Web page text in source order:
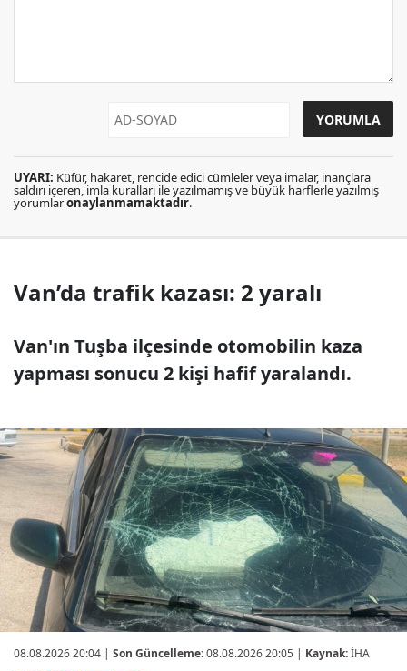
UYARI: Küfür, hakaret, rencide edici cümleler veya imalar, inançlara
saldırı içeren, imla kuralları ile yazılmamış ve büyük harflerle yazılmış
yorumlaronaylanmamaktadır.
Van’da trafik kazası: 2 yaralı
Van'ın Tuşba ilçesinde otomobilin kaza
yapması sonucu 2 kişi hafif yaralandı.
08.08.2026 20:04 | Son Güncelleme:08.08.2026 20:05 | Kaynak:İHA